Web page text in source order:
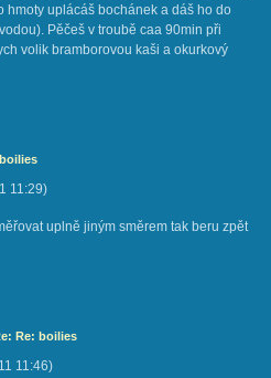
hmoty uplácáš bochánek a dáš ho do
Pěčeš v troubě caa 90min při
volik bramborovou kaši a okurkový
11:29)
uplně jiným směrem tak beru zpět
Re: boilies
11:46)